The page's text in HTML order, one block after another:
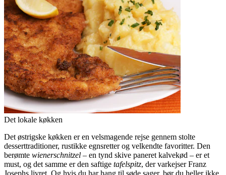
Det lokale køkken
Det østrigske køkken er en velsmagende rejse gennem stolte
desserttraditioner, rustikke egnsretter og velkendte favoritter. Den
berømte wienerschnitzel – en tynd skive paneret kalvekød – er et
must, og det samme er den saftige tafelspitz, der varkejser Franz
Josephs livret. Og hvis du har hang til søde sager, bør du heller ikke